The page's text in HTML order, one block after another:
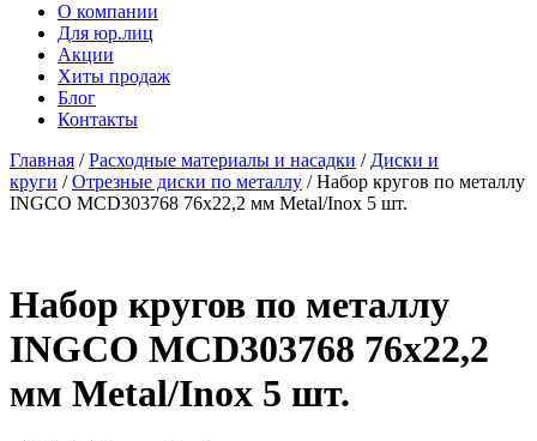
О компании
Для юр.лиц
Акции
Хиты продаж
Блог
Контакты
Главная /Расходные материалы и насадки / Диски и
круги /Отрезные диски по металлу / Набор кругов по металлу
INGCO MCD303768 76х22,2 мм Metal/Inox 5 шт.
Набор кругов по металлу
INGCO MCD303768 76х22,2
мм Metal/Inox 5 шт.